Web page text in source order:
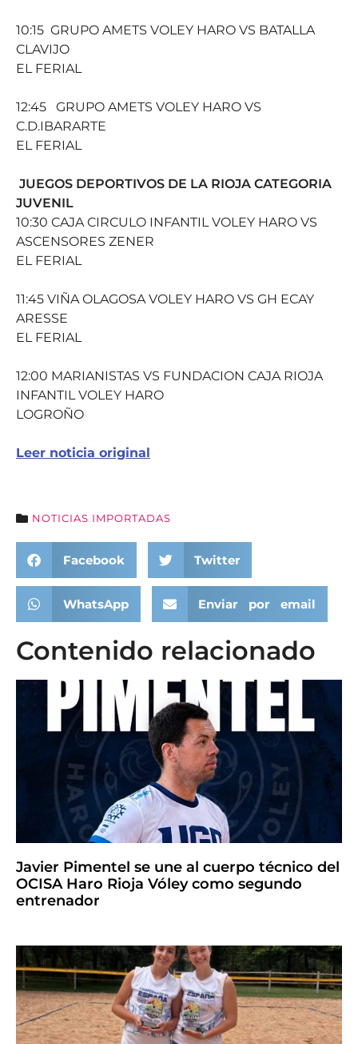
10:15 GRUPO AMETS VOLEY HARO VS BATALLA
CLAVIJO
EL FERIAL
12:45 GRUPO AMETS VOLEY HARO VS
C.D.IBARARTE
EL FERIAL
JUEGOS DEPORTIVOS DE LA RIOJA CATEGORIA
JUVENIL
10:30 CAJA CIRCULO INFANTIL VOLEY HARO VS
ASCENSORES ZENER
EL FERIAL
11:45 VIÑA OLAGOSA VOLEY HARO VS GH ECAY
ARESSE
EL FERIAL
12:00 MARIANISTAS VS FUNDACION CAJA RIOJA
INFANTIL VOLEY HARO
LOGROÑO
Leer noticia original
NOTICIAS IMPORTADAS
Facebook Twitter
WhatsApp Enviar por email
Contenido relacionado
Javier Pimentel se une al cuerpo técnico del
OCISA Haro Rioja Vóley como segundo
entrenador